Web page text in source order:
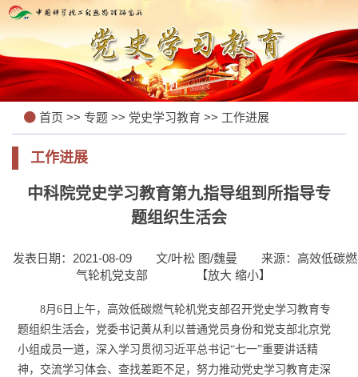
首页 >> 专题 >> 党史学习教育 >> 工作进展
工作进展
中科院党史学习教育第九指导组到所指导专
题组织生活会
发表日期：2021-08-09 文/叶松 图/魏曼
来源：高效低碳燃
气轮机党支部
【放大 缩小】
8月6 日上午，高效低碳燃气轮机党支部召开党史学习教育专
题组织生活会，党委书记黄从利以普通党员身份和党支部北京党
小组成员一道，深入学习贯彻习近平总书记“七一”重要讲话精
神，交流学习体会、查找差距不足，努力推动党史学习教育走深